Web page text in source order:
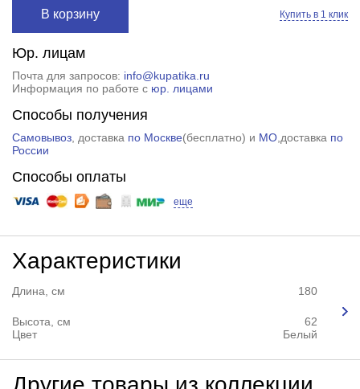
В корзину Купить в 1 клик
Юр. лицам
Почта для запросов: info@kupatika.ru
Информация по работе с юр. лицами
Способы получения
Самовывоз, доставка по Москве(бесплатно) и МО,доставка по
России
Способы оплаты
еще
Характеристики
Длина, см 180
Высота, см
62
Цвет
Белый